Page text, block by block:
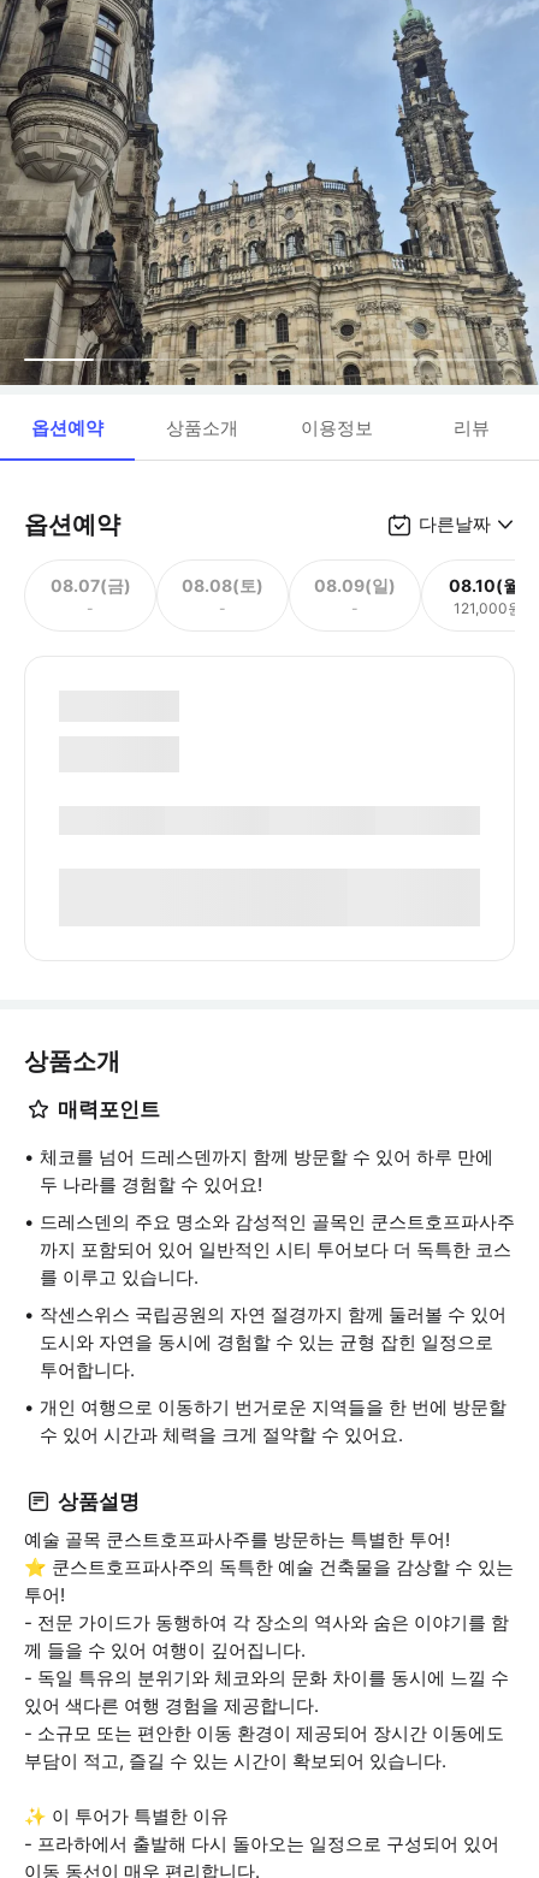
옵션예약 상품소개 이용정보 리뷰
옵션예약 다른날짜
08.07(금)
-
08.08(토)
-
08.09(일)
-
08.10(월)
121,000원
상품소개
매력포인트
체코를 넘어 드레스덴까지 함께 방문할 수 있어 하루 만에
두 나라를 경험할 수 있어요!
드레스덴의 주요 명소와 감성적인 골목인 쿤스트호프파사주
까지 포함되어 있어 일반적인 시티 투어보다 더 독특한 코스
를 이루고 있습니다.
작센스위스 국립공원의 자연 절경까지 함께 둘러볼 수 있어
도시와 자연을 동시에 경험할 수 있는 균형 잡힌 일정으로
투어합니다.
개인 여행으로 이동하기 번거로운 지역들을 한 번에 방문할
수 있어 시간과 체력을 크게 절약할 수 있어요.
상품설명
예술 골목 쿤스트호프파사주를 방문하는 특별한 투어!
⭐ 쿤스트호프파사주의 독특한 예술 건축물을 감상할 수 있는
투어!
- 전문 가이드가 동행하여 각 장소의 역사와 숨은 이야기를 함
께 들을 수 있어 여행이 깊어집니다.
- 독일 특유의 분위기와 체코와의 문화 차이를 동시에 느낄 수
있어 색다른 여행 경험을 제공합니다.
- 소규모 또는 편안한 이동 환경이 제공되어 장시간 이동에도
부담이 적고, 즐길 수 있는 시간이 확보되어 있습니다.
✨ 이 투어가 특별한 이유
- 프라하에서 출발해 다시 돌아오는 일정으로 구성되어 있어
이동 동선이 매우 편리합니다.